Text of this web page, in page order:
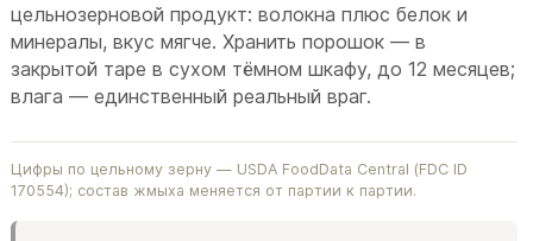
цельнозерновой продукт: волокна плюс белок и
минералы, вкус мягче. Хранить порошок — в
закрытой таре в сухом тёмном шкафу, до 12 месяцев;
влага — единственный реальный враг.
Цифры по цельному зерну — USDA FoodData Central (FDC ID
170554); состав жмыха меняется от партии к партии.